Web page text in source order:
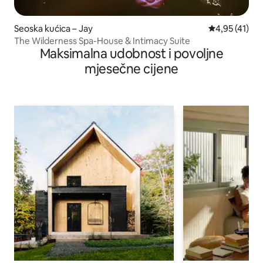
Seoska kućica – Jay Prosječna
4,95 (41)
The Wilderness Spa-House & Intimacy Suite
Maksimalna udobnost i povoljne
mjesečne cijene